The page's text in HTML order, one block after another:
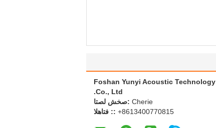
Foshan Yunyi Acoustic Technology
Co., Ltd.
اتصل شخص: Cherie
الهاتف :: +8613400770815